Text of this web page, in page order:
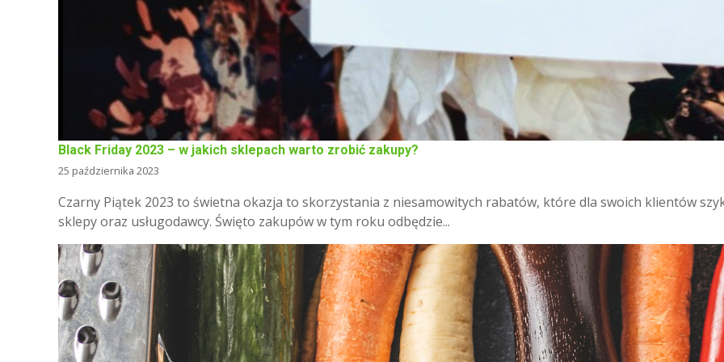
Black Friday 2023 – w jakich sklepach warto zrobić zakupy?
25 października 2023
Czarny Piątek 2023 to świetna okazja to skorzystania z niesamowitych rabatów, które dla swoich klientów
sklepy oraz usługodawcy. Święto zakupów w tym roku odbędzie...